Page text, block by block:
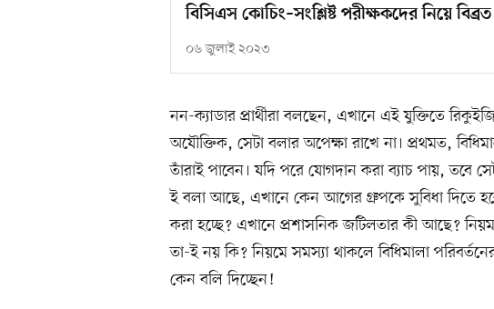
বিসিএস কোচিং–সংশ্লিষ্ট পরীক্ষকদের নিয়ে
০৬ জুলাই ২০২৩
নন-ক্যাডার প্রার্থীরা বলছেন, এখানে এই যুক্তিতে
অযৌক্তিক, সেটা বলার অপেক্ষা রাখে না। প্রথমত,
তাঁরাই পাবেন। যদি পরে যোগদান করা ব্যাচ পায়, তবে
ই বলা আছে, এখানে কেন আগের গ্রুপকে সুবিধা দিতে
করা হচ্ছে? এখানে প্রশাসনিক জটিলতার কী আছে?
তা-ই নয় কি? নিয়মে সমস্যা থাকলে বিধিমালা
কেন বলি দিচ্ছেন!